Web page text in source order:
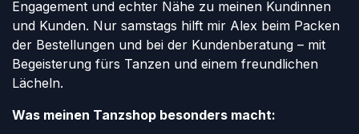
Engagement und echter Nähe zu meinen Kundinnen
und Kunden. Nur samstags hilft mir Alex beim Packen
der Bestellungen und bei der Kundenberatung – mit
Begeisterung fürs Tanzen und einem freundlichen
Lächeln.
Was meinen Tanzshop besonders macht: